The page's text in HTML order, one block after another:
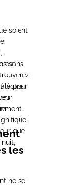
soient
sans
là pour
ou
votre
que
les
ne se